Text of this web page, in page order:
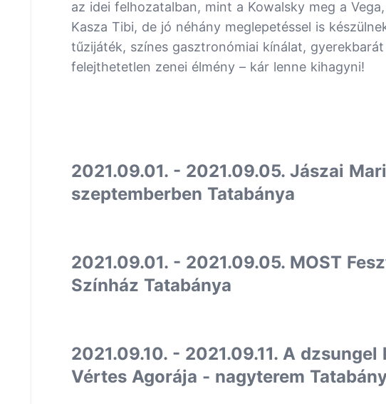
az idei felhozatalban, mint a Kowalsky meg a
Kasza Tibi, de jó néhány meglepetéssel is
tűzijáték, színes gasztronómiai kínálat,
felejthetetlen zenei élmény – kár lenne kihagyni!
2021.09.01. - 2021.09.05. Jászai
szeptemberben Tatabánya
2021.09.01. - 2021.09.05. MOST
Színház Tatabánya
2021.09.10. - 2021.09.11. A
Vértes Agorája - nagyterem